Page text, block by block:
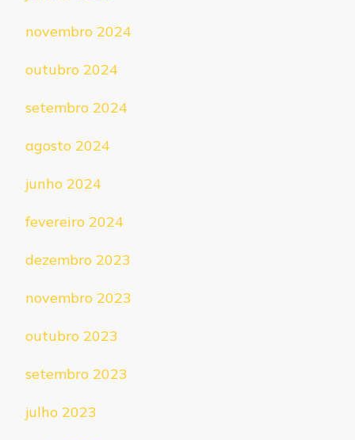
novembro 2024
outubro 2024
setembro 2024
agosto 2024
junho 2024
fevereiro 2024
dezembro 2023
novembro 2023
outubro 2023
setembro 2023
julho 2023